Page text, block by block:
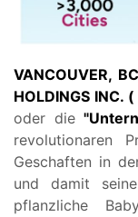
VANCOUVER,
HOLDINGS INC. (
oder die
revolutionaren
Geschaften in
und damit
pflanzliche